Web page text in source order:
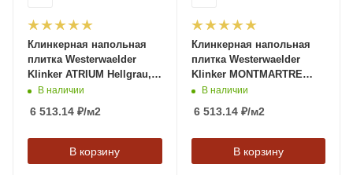
Клинкерная напольная
плитка Westerwaelder
Klinker ATRIUM Hellgrau,
310*310*9,5 мм
В наличии
6 513.14 ₽/м2
В корзину
Клинкерная напольная
плитка Westerwaelder
Klinker MONTMARTRE
Zimtbraun, 310*310*9,5 мм
В наличии
6 513.14₽/м2
В корзину